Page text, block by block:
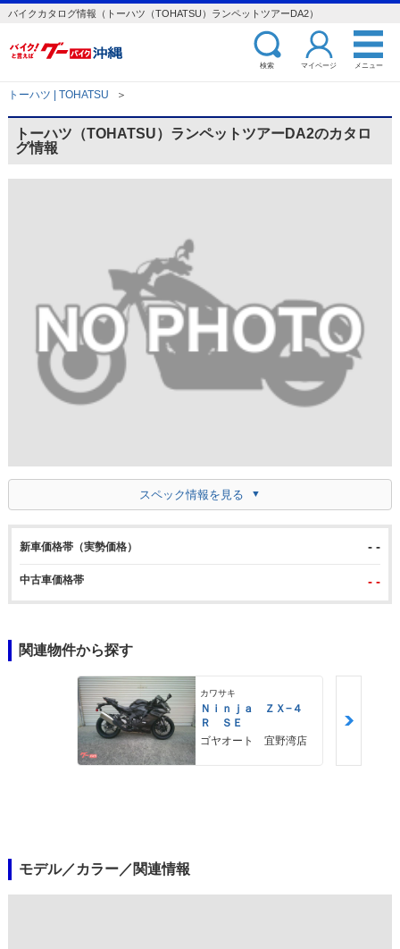
バイクカタログ情報（トーハツ（TOHATSU）ランペットツアーDA2）
検索 マイページ メニュー
トーハツ | TOHATSU ＞
トーハツ（TOHATSU）ランペットツアーDA2のカタロ
グ情報
スペック情報を見る
新車価格帯（実勢価格） - -
中古車価格帯 - -
関連物件から探す
カワサキ
Ｎｉｎｊａ ＺＸ−４
Ｒ ＳＥ
ゴヤオート 宜野湾店
モデル／カラー／関連情報